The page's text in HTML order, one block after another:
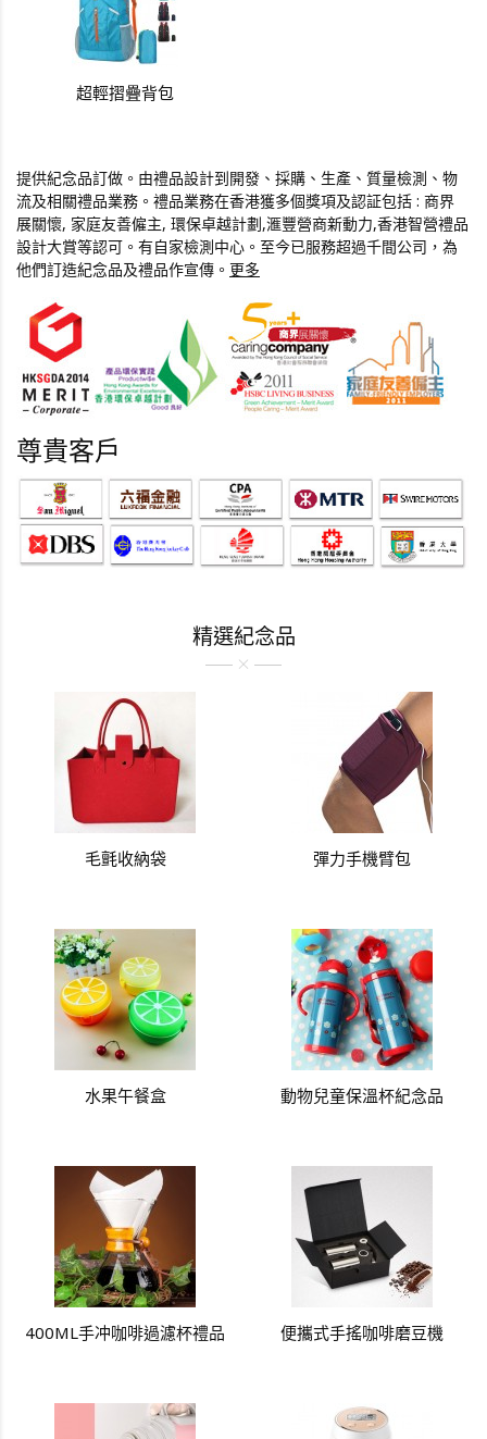
超輕摺疊背包
七天藥盒搖搖杯 戶外運動藥盒水樽
彩色玻璃馬克杯
HIFI貝殼喇叭 iPhone iPad 迷你手機風扇
iPhone 兔仔環保喇叭
電腦袋 可愛動物按壓中性筆
提供紀念品訂做。由禮品設計到開發、採購、生產、質量檢測、物
流及相關禮品業務。禮品業務在香港獲多個獎項及認証包括 : 商界
展關懷, 家庭友善僱主, 環保卓越計劃,滙豐營商新動力,香港智營禮品
設計大賞等認可。有自家檢測中心。至今已服務超過千間公司，為
他們訂造紀念品及禮品作宣傳。 更多
尊貴客戶
精選紀念品
毛氈收納袋 彈力手機臂包
水果午餐盒 動物兒童保溫杯紀念品
400ML手冲咖啡過濾杯禮品 便攜式手搖咖啡磨豆機